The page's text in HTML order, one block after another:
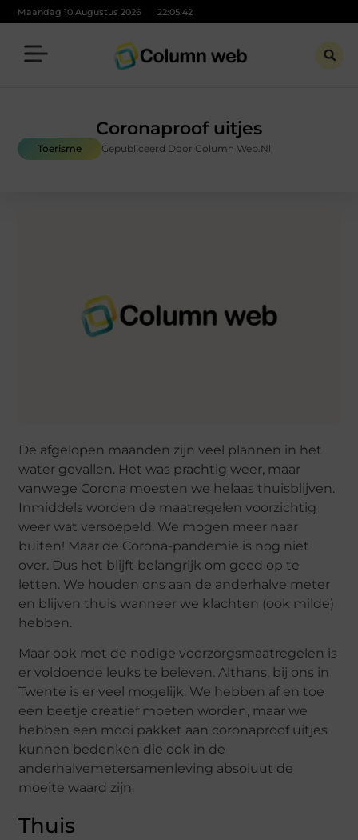
Maandag 10 Augustus 2026 22:05:44
Coronaproof uitjes
Toerisme Gepubliceerd Door Column Web.nl
De afgelopen maanden zijn veel plannen in het
water gevallen. Het was prachtig weer, maar
vanwege Corona moesten we helaas thuisblijven.
Inmiddels worden de maatregelen voorzichtig
weer wat versoepeld. We mogen meer naar
buiten! Maar de Corona-pandemie is nog niet
over. Dus het blijft belangrijk om goed op te
letten. We houden ons aan de anderhalve meter
en blijven thuis wanneer we klachten (ook milde)
hebben.
Maar ook met de nodige voorzorgsmaatregelen is
er voldoende leuks te beleven. Althans, bij ons in
Twente is er veel mogelijk. We hebben af en toe
een beetje creatief moeten worden, maar we
hebben een mooi pakket aan coronaproof uitjes
kunnen bedenken die ook in de
anderhalvemetersamenleving absoluut de
moeite waard zijn.
Thuis